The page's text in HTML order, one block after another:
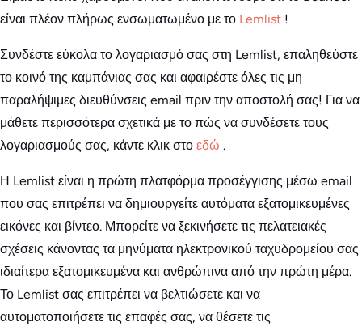
είναι πλέον πλήρως ενσωματωμένο με το Lemlist !
Συνδέστε εύκολα το λογαριασμό σας στη Lemlist, επαληθεύστε
το κοινό της καμπάνιας σας και αφαιρέστε όλες τις μη
παραλήψιμες διευθύνσεις email πριν την αποστολή σας! Για να
μάθετε περισσότερα σχετικά με το πώς να συνδέσετε τους
λογαριασμούς σας, κάντε κλικ στο εδώ .
Η Lemlist είναι η πρώτη πλατφόρμα προσέγγισης μέσω email
που σας επιτρέπει να δημιουργείτε αυτόματα εξατομικευμένες
εικόνες και βίντεο. Μπορείτε να ξεκινήσετε τις πελατειακές
σχέσεις κάνοντας τα μηνύματα ηλεκτρονικού ταχυδρομείου σας
ιδιαίτερα εξατομικευμένα και ανθρώπινα από την πρώτη μέρα.
Το Lemlist σας επιτρέπει να βελτιώσετε και να
αυτοματοποιήσετε τις επαφές σας, να θέσετε τις